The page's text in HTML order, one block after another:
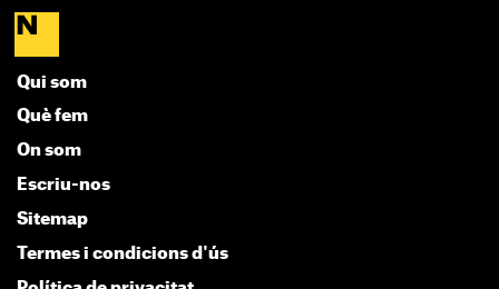
Qui som
Què fem
On som
Escriu-nos
Sitemap
Termes i condicions d'ús